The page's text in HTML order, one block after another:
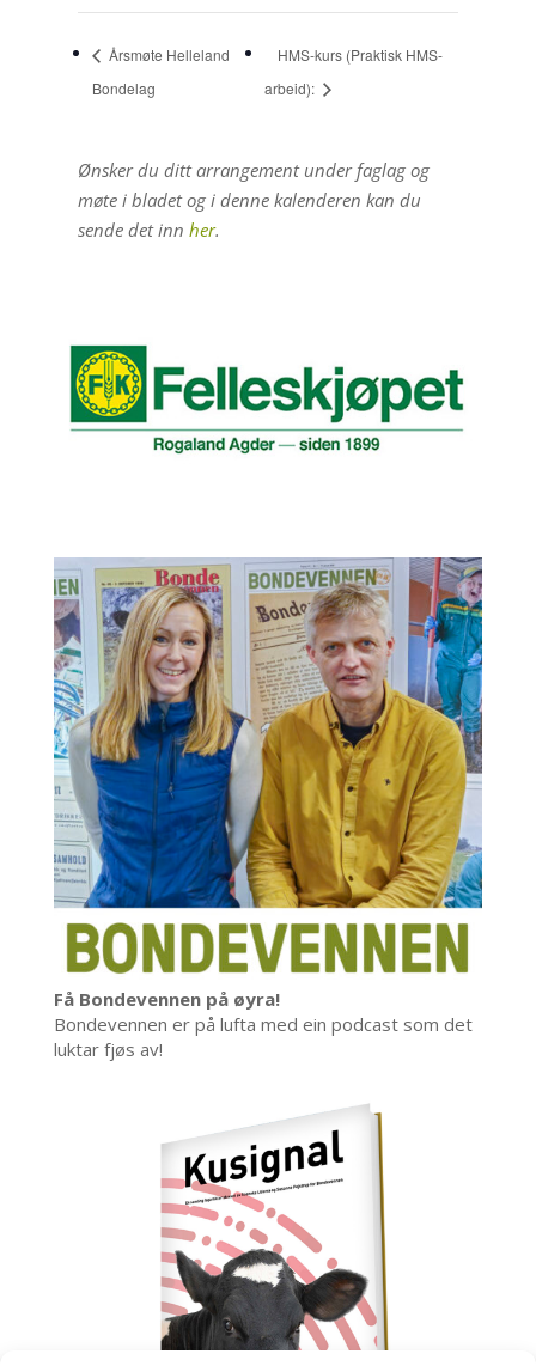
Årsmøte Helleland
Bondelag
HMS-kurs (Praktisk HMS-
arbeid):
Ønsker du ditt arrangement under faglag og
møte i bladet og i denne kalenderen kan du
sende det inn her.
Få Bondevennen på øyra!
Bondevennen er på lufta med ein podcast som det
luktar fjøs av!